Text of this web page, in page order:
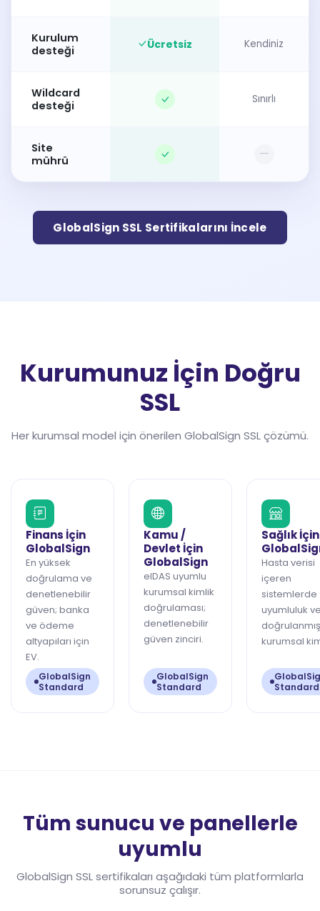
Kurulum
desteği
Ücretsiz Kendiniz
Wildcard
desteği
Sınırlı
Site
mührü
—
GlobalSign SSL Sertifikalarını İncele
Kurumunuz İçin Doğru
SSL
Her kurumsal model için önerilen GlobalSign SSL çözümü.
Finans İçin
GlobalSign
En yüksek
doğrulama ve
denetlenebilir
güven; banka
ve ödeme
altyapıları için
EV.
GlobalSign
Standard
Kamu /
Devlet İçin
GlobalSign
eIDAS uyumlu
kurumsal kimlik
doğrulaması;
denetlenebilir
güven zinciri.
GlobalSign
Standard
Sağlık İçin
Hasta verisi
içeren
sistemlerde
uyumluluk
doğrulanmış
kurumsal
Standard
Tüm sunucu ve panellerle
uyumlu
GlobalSign SSL sertifikaları aşağıdaki tüm platformlarla
sorunsuz çalışır.